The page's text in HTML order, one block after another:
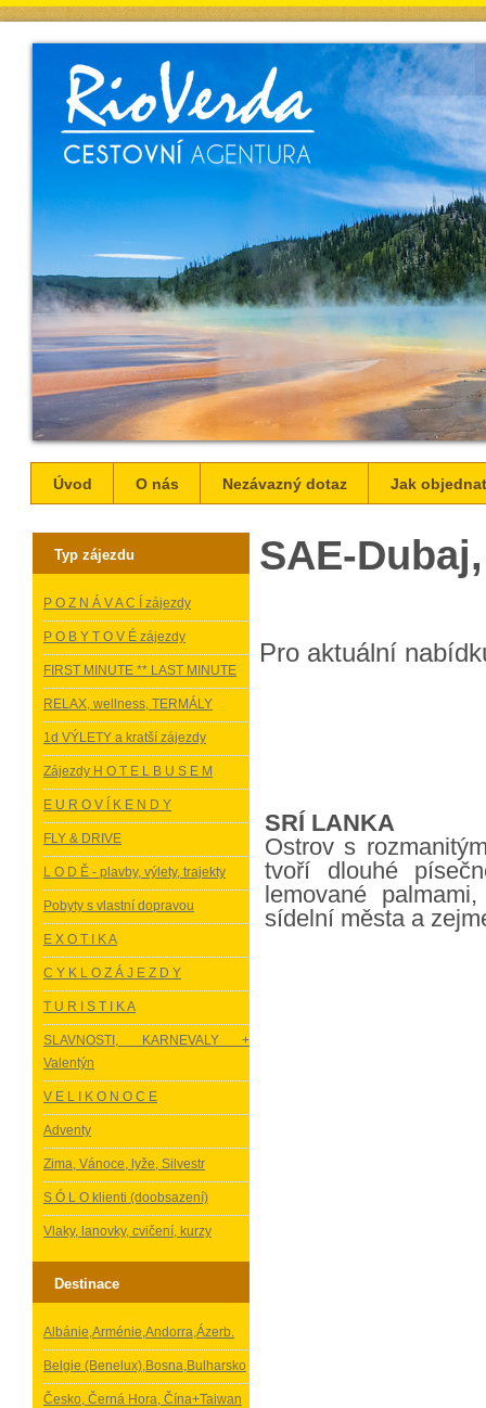
Úvod O nás Nezávazný dotaz Jak
Typ zájezdu
P O Z N Á V A C Í zájezdy
P O B Y T O V É zájezdy
FIRST MINUTE ** LAST MINUTE
RELAX, wellness, TERMÁLY
1d VÝLETY a kratší zájezdy
Zájezdy H O T E L B U S E M
E U R O V Í K E N D Y
FLY & DRIVE
L O D Ě - plavby, výlety, trajekty
Pobyty s vlastní dopravou
E X O T I K A
C Y K L O Z Á J E Z D Y
T U R I S T I K A
SLAVNOSTI, KARNEVALY +
Valentýn
V E L I K O N O C E
Adventy
Zima, Vánoce, lyže, Silvestr
S Ó L O klienti (doobsazení)
Vlaky, lanovky, cvičení, kurzy
Destinace
Albánie,Arménie,Andorra,Ázerb.
Belgie (Benelux),Bosna,Bulharsko
Česko, Černá Hora, Čína+Taiwan
SAE-
Pro aktuální
SRÍ LANKA
Ostrov s
tvoří dlouhé
lemované
sídelní města a